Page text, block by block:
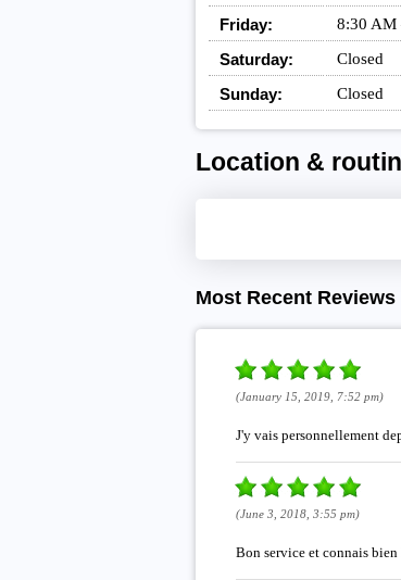
Friday: 8:30 AM
Saturday: Closed
Sunday: Closed
Location &
Most Recent Reviews
(January 15, 2019, 7:52 pm)
J'y vais personnellement
(June 3, 2018, 3:55 pm)
Bon service et connais